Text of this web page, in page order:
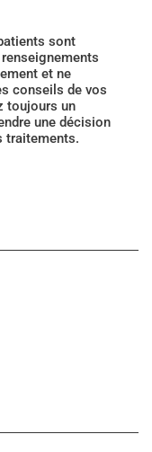
sont
et ne
conseils de vos
toujours un
une décision
traitements.